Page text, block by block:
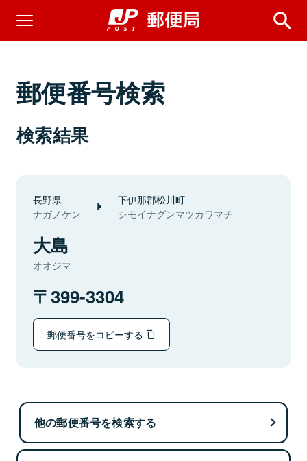
郵便番号検索
検索結果
長野県
ナガノケン
下伊那郡松川町
シモイナグンマツカワマチ
大島
オオジマ
399-3304
郵便番号をコピーする
他の郵便番号を検索する